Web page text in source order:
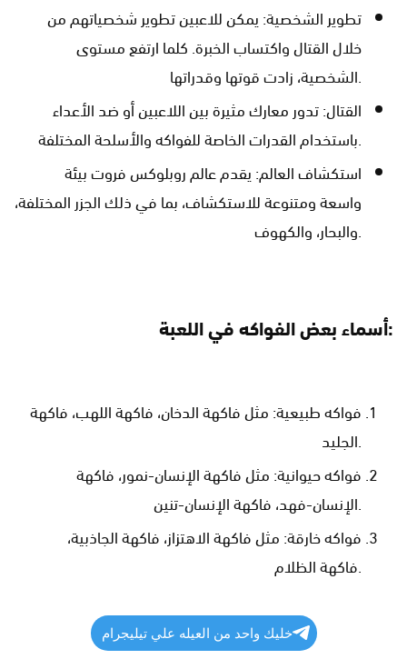
خلال القتال واكتساب الخبرة. كلما ارتفع مستوى
الشخصية، زادت قوتها وقدراتها.
باستخدام القدرات الخاصة للفواكه والأسلحة المختلفة.
واسعة ومتنوعة للاستكشاف، بما في ذلك الجزر المختلفة،
والبحار، والكهوف.
أسماء بعض الفواكه في اللعبة:
الجليد.
الإنسان-فهد، فاكهة الإنسان-تنين.
فاكهة الظلام.
خليك واحد من العيله علي تيليجرام